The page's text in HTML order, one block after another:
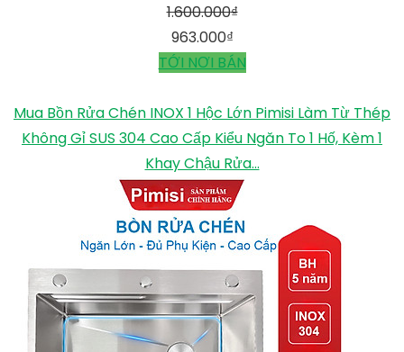
1.600.000₫
963.000₫
TỚI NƠI BÁN
Mua Bồn Rửa Chén INOX 1 Hộc Lớn Pimisi Làm Từ Thép
Không Gỉ SUS 304 Cao Cấp Kiểu Ngăn To 1 Hố, Kèm 1
Khay Chậu Rửa...